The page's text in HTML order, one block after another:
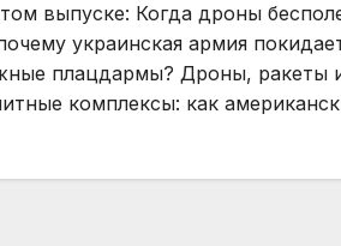
выпуске: Когда дроны
украинская армия
плацдармы? Дроны, ракеты
комплексы: как